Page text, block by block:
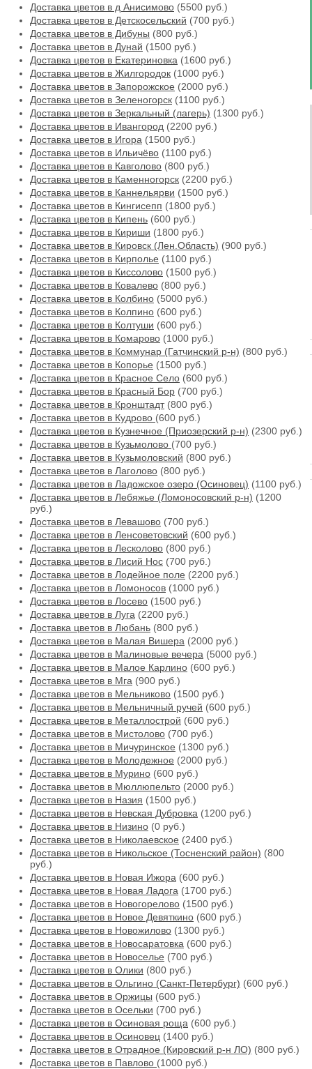
Доставка цветов в д Анисимово (5500 руб.)
Доставка цветов в Детскосельский (700 руб.)
Доставка цветов в Дибуны (800 руб.)
Доставка цветов в Дунай (1500 руб.)
Доставка цветов в Екатериновка (1600 руб.)
Доставка цветов в Жилгородок (1000 руб.)
Доставка цветов в Запорожское (2000 руб.)
Доставка цветов в Зеленогорск (1100 руб.)
Доставка цветов в Зеркальный (лагерь) (1300 руб.)
Доставка цветов в Ивангород (2200 руб.)
Доставка цветов в Игора (1500 руб.)
Доставка цветов в Ильичёво (1100 руб.)
Доставка цветов в Кавголово (800 руб.)
Доставка цветов в Каменногорск (2200 руб.)
Доставка цветов в Каннельярви (1500 руб.)
Доставка цветов в Кингисепп (1800 руб.)
Доставка цветов в Кипень (600 руб.)
Доставка цветов в Кириши (1800 руб.)
Доставка цветов в Кировск (Лен.Область) (900 руб.)
Доставка цветов в Кирполье (1100 руб.)
Доставка цветов в Киссолово (1500 руб.)
Доставка цветов в Ковалево (800 руб.)
Доставка цветов в Колбино (5000 руб.)
Доставка цветов в Колпино (600 руб.)
Доставка цветов в Колтуши (600 руб.)
Доставка цветов в Комарово (1000 руб.)
Доставка цветов в Коммунар (Гатчинский р-н) (800 руб.)
Доставка цветов в Копорье (1500 руб.)
Доставка цветов в Красное Село (600 руб.)
Доставка цветов в Красный Бор (700 руб.)
Доставка цветов в Кронштадт(800 руб.)
Доставка цветов в Кудрово (600 руб.)
Доставка цветов в Кузнечное (Приозерский р-н) (2300 руб.)
Доставка цветов в Кузьмолово (700 руб.)
Доставка цветов в Кузьмоловский (800 руб.)
Доставка цветов в Лаголово (800 руб.)
Доставка цветов в Ладожское озеро (Осиновец) (1100 руб.)
Доставка цветов в Лебяжье (Ломоносовский р-н) (1200
руб.)
Доставка цветов в Левашово (700 руб.)
Доставка цветов в Ленсоветовский (600 руб.)
Доставка цветов в Лесколово (800 руб.)
Доставка цветов в Лисий Нос (700 руб.)
Доставка цветов в Лодейное поле (2200 руб.)
Доставка цветов в Ломоносов (1000 руб.)
Доставка цветов в Лосево (1500 руб.)
Доставка цветов в Луга (2200 руб.)
Доставка цветов в Любань (800 руб.)
Доставка цветов в Малая Вишера (2000 руб.)
Доставка цветов в Малиновые вечера (5000 руб.)
Доставка цветов в Малое Карлино (600 руб.)
Доставка цветов в Мга (900 руб.)
Доставка цветов в Мельниково (1500 руб.)
Доставка цветов в Мельничный ручей (600 руб.)
Доставка цветов в Металлострой (600 руб.)
Доставка цветов в Мистолово (700 руб.)
Доставка цветов в Мичуринское (1300 руб.)
Доставка цветов в Молодежное (2000 руб.)
Доставка цветов в Мурино (600 руб.)
Доставка цветов в Мюллюпельто (2000 руб.)
Доставка цветов в Назия (1500 руб.)
Доставка цветов в Невская Дубровка (1200 руб.)
Доставка цветов в Низино (0 руб.)
Доставка цветов в Николаевское (2400 руб.)
Доставка цветов в Никольское (Тосненский район) (800
руб.)
Доставка цветов в Новая Ижора (600 руб.)
Доставка цветов в Новая Ладога (1700 руб.)
Доставка цветов в Новогорелово (1500 руб.)
Доставка цветов в Новое Девяткино (600 руб.)
Доставка цветов в Новожилово (1300 руб.)
Доставка цветов в Новосаратовка (600 руб.)
Доставка цветов в Новоселье (700 руб.)
Доставка цветов в Олики (800 руб.)
Доставка цветов в Ольгино (Санкт-Петербург) (600 руб.)
Доставка цветов в Оржицы (600 руб.)
Доставка цветов в Осельки (700 руб.)
Доставка цветов в Осиновая роща (600 руб.)
Доставка цветов в Осиновец (1400 руб.)
Доставка цветов в Отрадное (Кировский р-н ЛО) (800 руб.)
Доставка цветов в Павлово (1000 руб.)